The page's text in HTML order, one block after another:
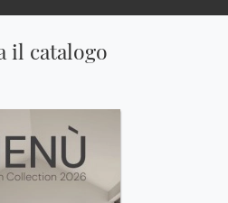
il catalogo